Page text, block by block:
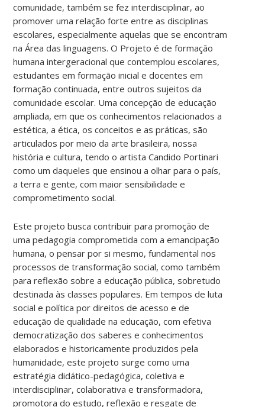
comunidade, também se fez interdisciplinar, ao
promover uma relação forte entre as disciplinas
escolares, especialmente aquelas que se encontram
na Área das linguagens. O Projeto é de formação
humana intergeracional que contemplou escolares,
estudantes em formação inicial e docentes em
formação continuada, entre outros sujeitos da
comunidade escolar. Uma concepção de educação
ampliada, em que os conhecimentos relacionados a
estética, a ética, os conceitos e as práticas, são
articulados por meio da arte brasileira, nossa
história e cultura, tendo o artista Candido Portinari
como um daqueles que ensinou a olhar para o país,
a terra e gente, com maior sensibilidade e
comprometimento social.
Este projeto busca contribuir para promoção de
uma pedagogia comprometida com a emancipação
humana, o pensar por si mesmo, fundamental nos
processos de transformação social, como também
para reflexão sobre a educação pública, sobretudo
destinada às classes populares. Em tempos de luta
social e política por direitos de acesso e de
educação de qualidade na educação, com efetiva
democratização dos saberes e conhecimentos
elaborados e historicamente produzidos pela
humanidade, este projeto surge como uma
estratégia didático-pedagógica, coletiva e
interdisciplinar, colaborativa e transformadora,
promotora do estudo, reflexão e resgate de